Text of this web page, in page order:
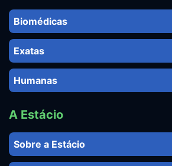
Biomédicas
Exatas
Humanas
A Estácio
Sobre a Estácio